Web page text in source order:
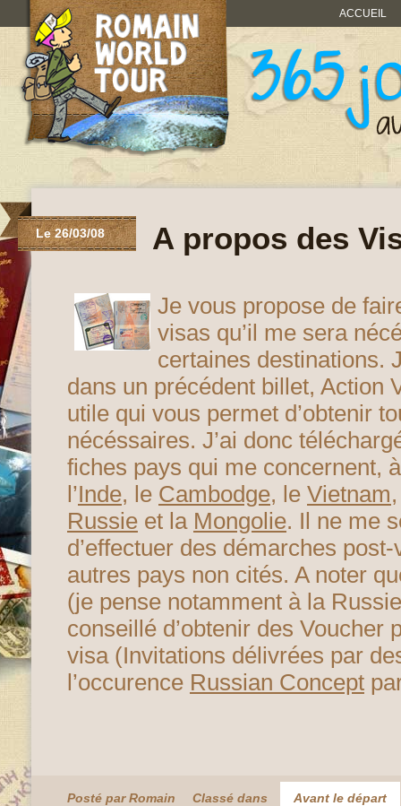
ACCUEIL
Le 26/03/08 A propos des
Je vous propose de
visas qu’il me sera
certaines destinations.
dans un précédent billet, Action
utile qui vous permet d’obtenir
nécéssaires. J’ai donc
fiches pays qui me concernent,
l’Inde, le Cambodge, le Vietnam
Russie et la Mongolie. Il ne me
d’effectuer des démarches
autres pays non cités. A noter
(je pense notamment à la
conseillé d’obtenir des Voucher
visa (Invitations délivrées par
l’occurence Russian Concept
Posté par Romain Classé dans Avant le départ